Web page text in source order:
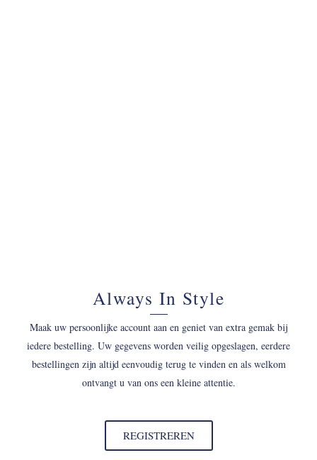
Always In Style
Maak uw persoonlijke account aan en geniet van extra gemak bij
iedere bestelling. Uw gegevens worden veilig opgeslagen, eerdere
bestellingen zijn altijd eenvoudig terug te vinden en als welkom
ontvangt u van ons een kleine attentie.
REGISTREREN